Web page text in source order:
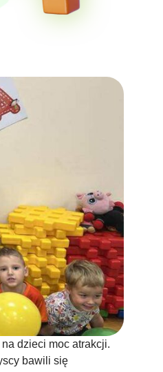
dzieci moc atrakcji.
bawili się